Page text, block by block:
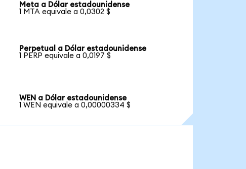
Meta a Dólar estadounidense
1 MTA equivale a 0,0302 $
Perpetual a Dólar estadounidense
1 PERP equivale a 0,0197 $
WEN a Dólar estadounidense
1 WEN equivale a 0,00000334 $